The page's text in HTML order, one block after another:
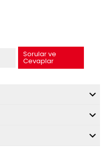
Sorular ve
Cevaplar